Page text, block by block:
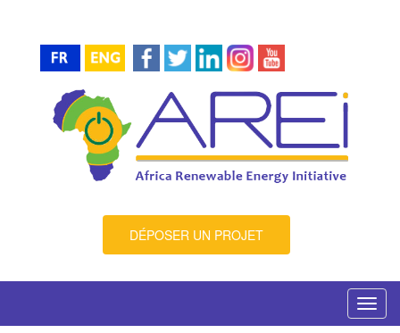
DÉPOSER UN PROJET